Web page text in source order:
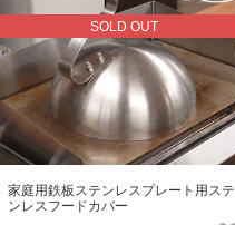
SOLD OUT
家庭用鉄板ステンレスプレート用ステ
ンレスフードカバー